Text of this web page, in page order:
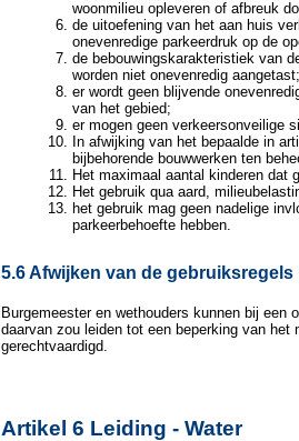
woonmilieu opleveren of afbreuk
de uitoefening van het aan huis
onevenredige parkeerdruk op de
de bebouwingskarakteristiek van
worden niet onevenredig
er wordt geen blijvende
van het gebied;
er mogen geen verkeersonveilige
In afwijking van het bepaalde in
bijbehorende bouwwerken ten
Het maximaal aantal kinderen dat
Het gebruik qua aard,
het gebruik mag geen nadelige
parkeerbehoefte hebben.
5.6 Afwijken van de gebruiksregels
Burgemeester en wethouders kunnen bij
daarvan zou leiden tot een beperking van het
gerechtvaardigd.
Artikel 6 Leiding - Water